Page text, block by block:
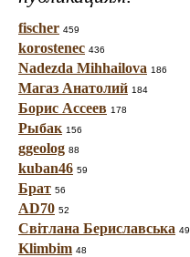
fischer 459
korostenec 436
Nadezda Mihhailova 186
Магаз Анатолий 184
Борис Ассеев 178
Рыбак 156
ggeolog 88
kuban46 59
Брат 56
AD70 52
Світлана Бериславська 49
Klimbim 48